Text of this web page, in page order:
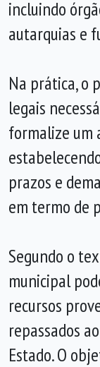
incluindo
autarquias e
Na prática, o
legais
formalize um
prazos e
em termo de
Segundo o
municipal
recursos
repassados
Estado. O